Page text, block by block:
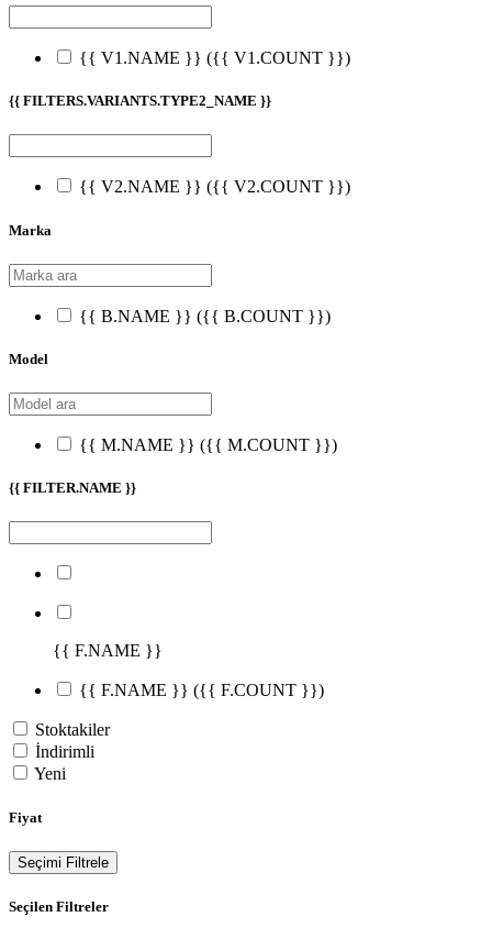
{{ V1.NAME }} ({{ V1.COUNT }})
{{ FILTERS.VARIANTS.TYPE2_NAME }}
{{ V2.NAME }} ({{ V2.COUNT }})
Marka
{{ B.NAME }} ({{ B.COUNT }})
Model
{{ M.NAME }} ({{ M.COUNT }})
{{ FILTER.NAME }}
{{ F.NAME }}
{{ F.NAME }} ({{ F.COUNT }})
Stoktakiler
İndirimli
Yeni
Fiyat
Seçimi Filtrele
Seçilen Filtreler